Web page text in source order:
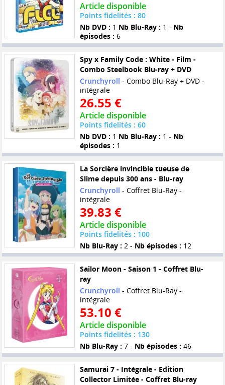
Article disponible
Points fidelités : 80
Nb DVD : 1 Nb Blu-Ray : 1 - Nb
épisodes : 6
Spy x Family Code : White - Film -
Combo Steelbook Blu-ray + DVD
Crunchyroll - Combo Blu-Ray + DVD -
intégrale
26.55 €
Article disponible
Points fidelités : 60
Nb DVD : 1 Nb Blu-Ray : 1 - Nb
épisodes : 1
La Sorcière invincible tueuse de
Slime depuis 300 ans - Blu-ray
Crunchyroll - Coffret Blu-Ray -
intégrale
39.83 €
Article disponible
Points fidelités : 100
Nb Blu-Ray : 2 - Nb épisodes : 12
Sailor Moon - Saison 1 - Coffret Blu-
ray
Crunchyroll - Coffret Blu-Ray -
intégrale
53.10 €
Article disponible
Points fidelités : 130
Nb Blu-Ray : 7 - Nb épisodes : 46
Samurai 7 - Intégrale - Edition
Collector Limitée - Coffret Blu-ray